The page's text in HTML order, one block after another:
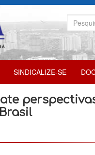
SINDICALIZE-SE